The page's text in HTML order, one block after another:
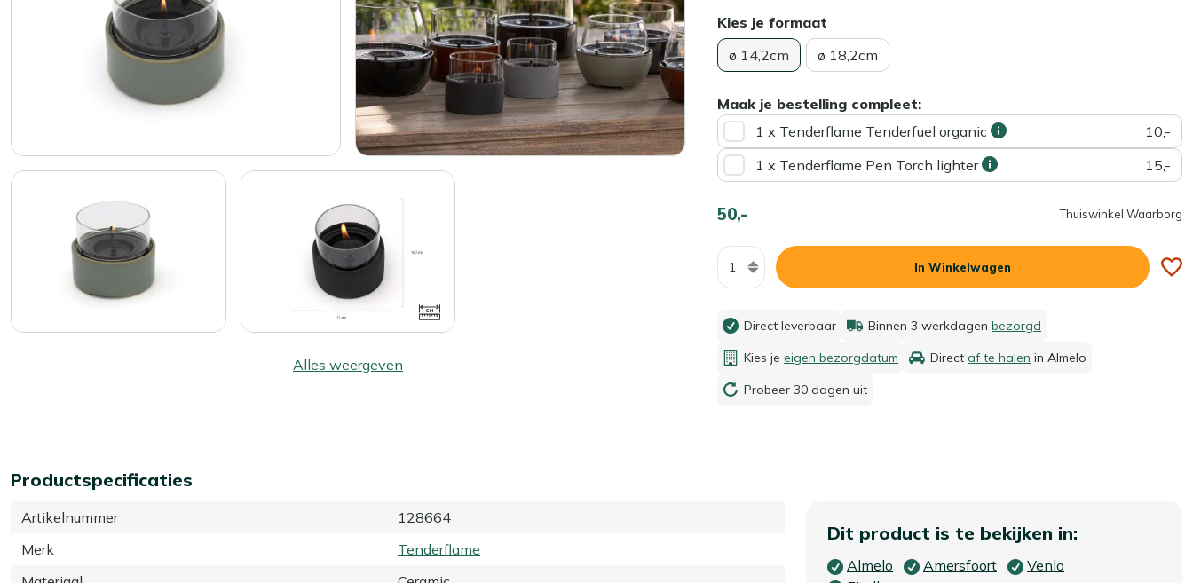
Alles weergeven
Kies je formaat
ø 14,2cm
ø 18,2cm
Maak je bestelling compleet:
1 x Tenderflame Tenderfuel organic
10,-
1 x Tenderflame Pen Torch lighter
15,-
50,- Thuiswinkel Waarborg
Aantal
In Winkelwagen
Direct leverbaar Binnen 3 werkdagen bezorgd
Kies je eigen bezorgdatum Direct af te halen in Almelo
Probeer 30 dagen uit
Productspecificaties
Artikelnummer
128664
Merk
Tenderflame
Dit product is te bekijken in:
Almelo Amersfoort
Venlo